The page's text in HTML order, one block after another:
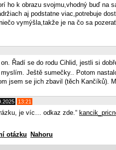
ho k obrazu svojmu,vhodný buď na
aj podstatne viac,potrebuje
vymýšla,takže je na čo sa
Řadí se do rodu Cihlid, jestli si
Ještě sumečky.. Potom
jsem se jich zbavil (těch Kančíků).
13:21
je víc… odkaz zde.“
otázku Nahoru